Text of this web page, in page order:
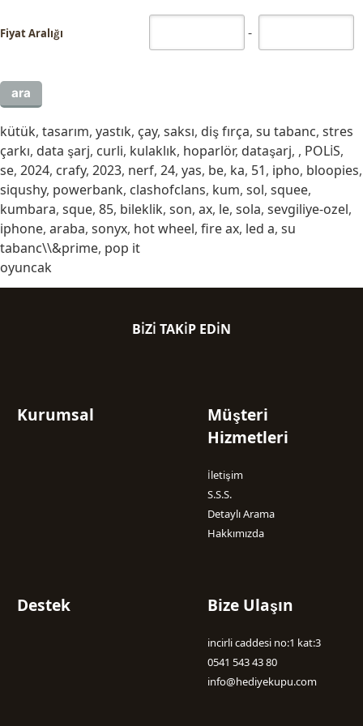
Fiyat Aralığı -
kütük, tasarım, yastık, çay, saksı, diş fırça, su tabanc, stres
çarkı, data şarj, curli, kulaklık, hoparlör, dataşarj, , POLİS,
se, 2024, crafy, 2023, nerf, 24, yas, be, ka, 51 , ipho, bloopies,
siqushy, powerbank, clashofclans, kum, sol, squee,
kumbara, sque, 85, bileklik, son, ax, le, sola, sevgiliye-ozel,
iphone, araba, sonyx, hot wheel, fire ax, led a, su
tabanc\\&prime, pop it
oyuncak
BIZI TAKIP EDIN
Kurumsal
Müşteri
Hizmetleri
İletişim
S.S.S.
Detaylı Arama
Hakkımızda
Destek Bize Ulaşın
incirli caddesi no:1 kat:3
0541 543 43 80
info@hediyekupu.com